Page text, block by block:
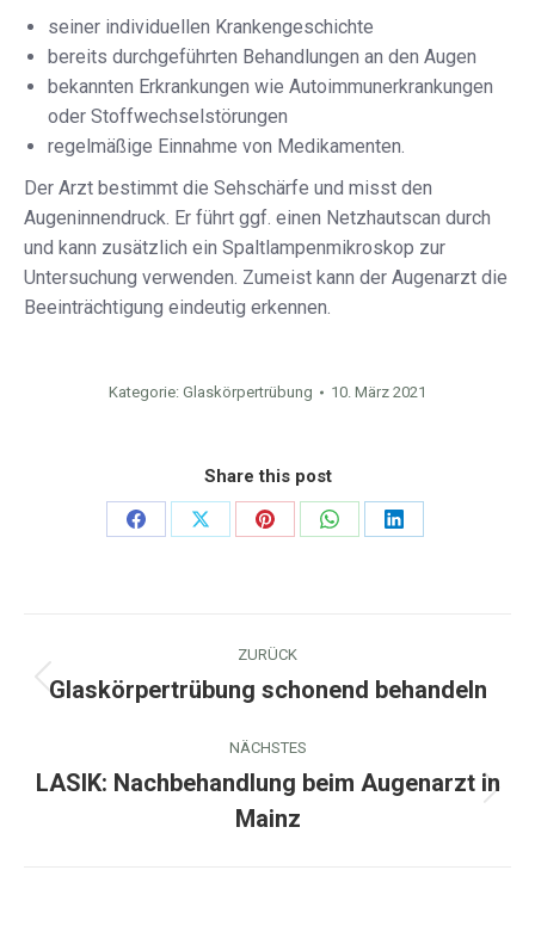
seiner individuellen Krankengeschichte
bereits durchgeführten Behandlungen an den Augen
bekannten Erkrankungen wie Autoimmunerkrankungen
oder Stoffwechselstörungen
regelmäßige Einnahme von Medikamenten.
Der Arzt bestimmt die Sehschärfe und misst den
Augeninnendruck. Er führt ggf. einen Netzhautscan durch
und kann zusätzlich ein Spaltlampenmikroskop zur
Untersuchung verwenden. Zumeist kann der Augenarzt die
Beeinträchtigung eindeutig erkennen.
Kategorie: Glaskörpertrübung 10. März 2021
Share this post
Share
Share
Share
Share
Share
Kommentarnavigation
ZURÜCK
Vorheriger
Glaskörpertrübung schonend behandeln
NÄCHSTES
Nächster
Beitrag:
LASIK: Nachbehandlung beim Augenarzt in
Mainz